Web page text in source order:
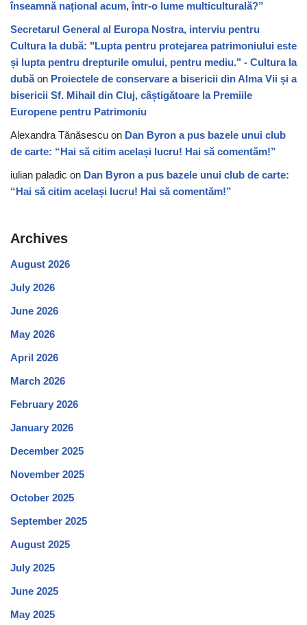
înseamnă național acum, într-o lume multiculturală?”
Secretarul General al Europa Nostra, interviu pentru
Cultura la dubă: "Lupta pentru protejarea patrimoniului este
și lupta pentru drepturile omului, pentru mediu." - Cultura la
dubăon Proiectele de conservare a bisericii din Alma Vii și a
bisericii Sf. Mihail din Cluj, câștigătoare la Premiile
Europene pentru Patrimoniu
Alexandra Tănăsescu on Dan Byron a pus bazele unui club
de carte: “Hai să citim același lucru! Hai să comentăm!”
iulian paladic on Dan Byron a pus bazele unui club de carte:
“Hai să citim același lucru! Hai să comentăm!”
Archives
August 2026
July 2026
June 2026
May 2026
April 2026
March 2026
February 2026
January 2026
December 2025
November 2025
October 2025
September 2025
August 2025
July 2025
June 2025
May 2025